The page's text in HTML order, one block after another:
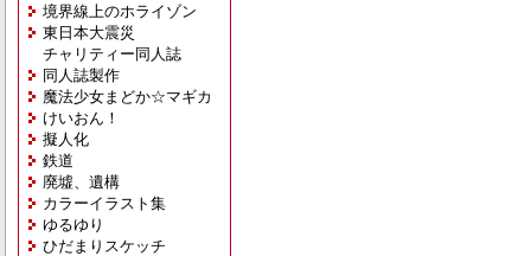
境界線上のホライゾン
東日本大震災
チャリティー同人誌
同人誌製作
魔法少女まどか☆マギカ
けいおん！
擬人化
鉄道
廃墟、遺構
カラーイラスト集
ゆるゆり
ひだまりスケッチ